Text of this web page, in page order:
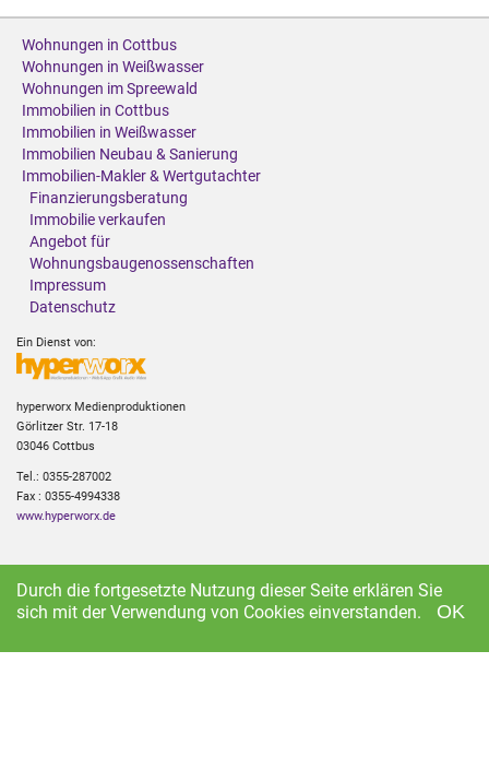
Durch die fortgesetzte Nutzung dieser Seite erklären Sie
sich mit der Verwendung von Cookies einverstanden.
OK
Wohnungen in Cottbus
Wohnungen in Weißwasser
Wohnungen im Spreewald
Immobilien in Cottbus
Immobilien in Weißwasser
Immobilien Neubau & Sanierung
Immobilien-Makler & Wertgutachter
Finanzierungsberatung
Immobilie verkaufen
Angebot für
Wohnungsbaugenossenschaften
Impressum
Datenschutz
Ein Dienst von:
hyperworx Medienproduktionen
Görlitzer Str. 17-18
03046 Cottbus
Tel.: 0355-287002
Fax : 0355-4994338
www.hyperworx.de
This website makes use of cookies to enhance browsing experience and
provide additional functionality. Privacy policy